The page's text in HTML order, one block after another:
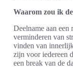
Waarom zou ik
Deelname aan een
verminderen van
vinden van
zijn voor iedereen
een break van de